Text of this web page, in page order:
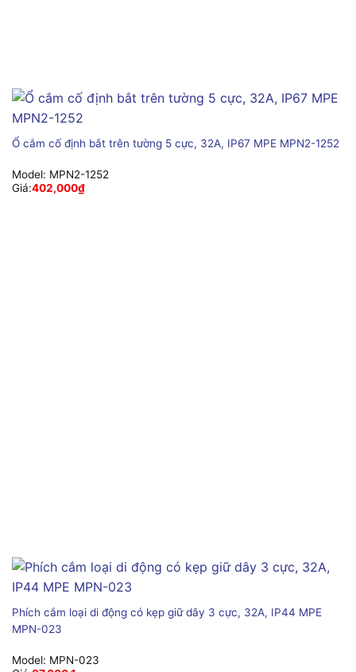
Ổ cắm cố định bắt trên tường 5 cực, 32A, IP67 MPE MPN2-1252
Model: MPN2-1252
Giá:402,000₫
Phích cắm loại di động có kẹp giữ dây 3 cực, 32A, IP44 MPE
MPN-023
Model: MPN-023